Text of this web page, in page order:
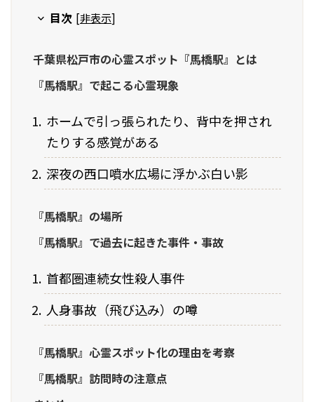
目次 [非表示]
千葉県松戸市の心霊スポット『馬橋駅』とは
『馬橋駅』で起こる心霊現象
ホームで引っ張られたり、背中を押され
たりする感覚がある
深夜の西口噴水広場に浮かぶ白い影
『馬橋駅』の場所
『馬橋駅』で過去に起きた事件・事故
首都圏連続女性殺人事件
人身事故（飛び込み）の噂
『馬橋駅』心霊スポット化の理由を考察
『馬橋駅』訪問時の注意点